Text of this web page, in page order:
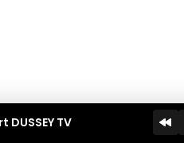
DUSSEY TV